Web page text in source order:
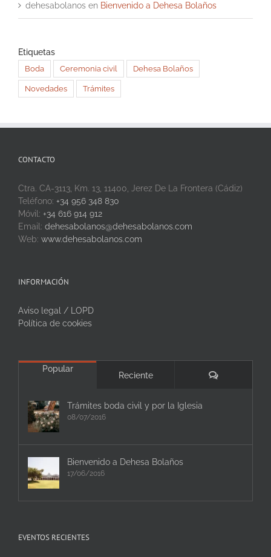
dehesabolanos en Bienvenido a Dehesa Bolaños
Etiquetas
Boda Ceremonia civil Dehesa Bolaños
Novedades Trámites
CONTACTO
Ctra. CA-3113, Km. 13, 11400, Jerez De La Frontera (Cádiz)
Teléfono: +34 956 348 830
Móvil: +34 616 914 912
Email: dehesabolanos@dehesabolanos.com
Web: www.dehesabolanos.com
INFORMACIÓN
Aviso legal / LOPD
Política de cookies
Popular
Reciente Comentarios
Trámites boda civil y por la Iglesia
08/07/2016
Bienvenido a Dehesa Bolaños
17/06/2016
EVENTOS RECIENTES